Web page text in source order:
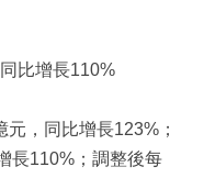
比增長110%
，同比增長123%；
長110%；調整後每